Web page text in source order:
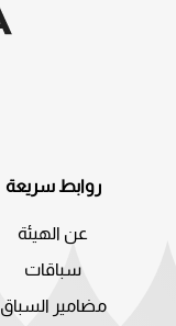
روابط سريعة
عن الهيئة
سباقات
مضامير السباق